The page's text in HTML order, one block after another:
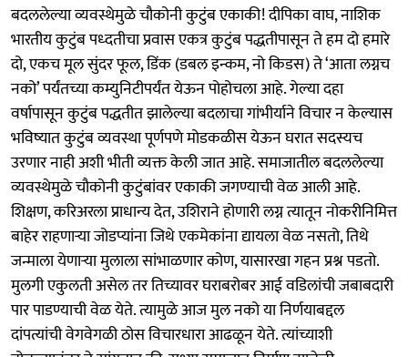
बदललेल्या व्यवस्थेमुळे चौकोनी कुटुंब एकाकी! दीपिका वाघ, नाशिक
भारतीय कुटुंब पध्दतीचा प्रवास एकत्र कुटुंब पद्धतीपासून ते हम दो हमारे
दो, एकच मूल सुंदर फूल, डिंक (डबल इन्कम, नो किडस) ते ‘आता लग्नच
नको’ पर्यंतच्या कम्युनिटीपर्यंत येऊन पोहोचला आहे. गेल्या दहा
वर्षापासून कुटुंब पद्धतीत झालेल्या बदलाचा गांभीर्याने विचार न केल्यास
भविष्यात कुटुंब व्यवस्था पूर्णपणे मोडकळीस येऊन घरात सदस्यच
उरणार नाही अशी भीती व्यक्त केली जात आहे. समाजातील बदललेल्या
व्यवस्थेमुळे चौकोनी कुटुंबांवर एकाकी जगण्याची वेळ आली आहे.
शिक्षण, करिअरला प्राधान्य देत, उशिराने होणारी लग्न त्यातून नोकरीनिमित्त
बाहेर राहणाऱ्या जोडप्यांना जिथे एकमेकांना द्यायला वेळ नसतो, तिथे
जन्माला येणाऱ्या मुलाला सांभाळणार कोण, यासारखा गहन प्रश्न पडतो.
मुलगी एकुलती असेल तर तिच्यावर घराबरोबर आई वडिलांची जबाबदारी
पार पाडण्याची वेळ येते. त्यामुळे आज मुल नको या निर्णयाबद्दल
दांपत्यांची वेगवेगळी ठोस विचारधारा आढळून येते. त्यांच्याशी